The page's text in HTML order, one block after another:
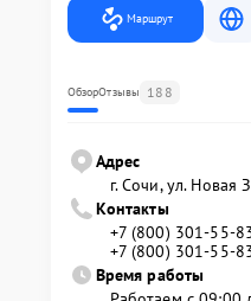
Маршрут
ОбзорОтзывы 188
Адрес
г. Сочи, ул. Новая
Контакты
+7 (800) 301-55-
+7 (800) 301-55-
Время работы